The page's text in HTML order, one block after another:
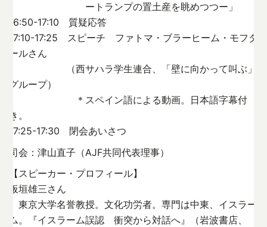
ートランプの置土産を眺めつつー」
16:50-17:10 質疑応答
17:10-17:25 スピーチ ファトマ・ブラーヒーム・モフタ
ールさん
（西サハラ学生連合、「壁に向かって叫ぶ」
グループ）
＊スペイン語による動画。日本語字幕付
き。
17:25-17:30 閉会あいさつ
司会：津山直子（AJF共同代表理事）
【スピーカー・プロフィール】
板垣雄三さん
東京大学名誉教授。文化功労者。専門は中東、イスラー
ム。『イスラーム誤認 衝突から対話へ』（岩波書店、